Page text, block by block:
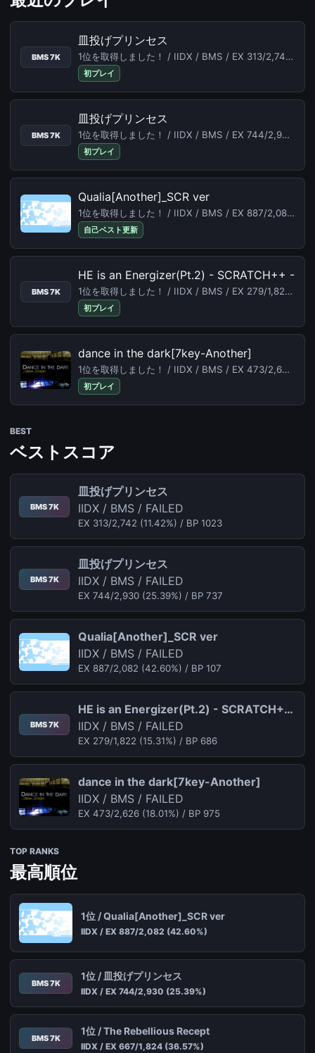
BMS 7K
皿投げプリンセス
1位を取得しました！ / IIDX / BMS / EX 313/2,742 (11.42%) /
初プレイ
BMS 7K
皿投げプリンセス
1位を取得しました！ / IIDX / BMS / EX 744/2,930 (25.39%) /
初プレイ
Qualia[Another]_SCR ver
1位を取得しました！ / IIDX / BMS / EX 887/2,082 (42.60%) /
自己ベスト更新
BMS 7K
HE is an Energizer(Pt.2) - SCRATCH++ -
1位を取得しました！ / IIDX / BMS / EX 279/1,822 (15.31%) /
初プレイ
dance in the dark[7key-Another]
1位を取得しました！ / IIDX / BMS / EX 473/2,626 (18.01%) /
初プレイ
BEST
ベストスコア
BMS 7K
皿投げプリンセス
IIDX / BMS / FAILED
EX 313/2,742 (11.42%) / BP 1023
BMS 7K
皿投げプリンセス
IIDX / BMS / FAILED
EX 744/2,930 (25.39%) / BP 737
Qualia[Another]_SCR ver
IIDX / BMS / FAILED
EX 887/2,082 (42.60%) / BP 107
BMS 7K
HE is an Energizer(Pt.2) - SCRATCH++ -
IIDX / BMS / FAILED
EX 279/1,822 (15.31%) / BP 686
dance in the dark[7key-Another]
IIDX / BMS / FAILED
EX 473/2,626 (18.01%) / BP 975
TOP RANKS
最高順位
1位 / Qualia[Another]_SCR ver
IIDX / EX 887/2,082 (42.60%)
BMS 7K
1位 / 皿投げプリンセス
IIDX / EX 744/2,930 (25.39%)
BMS 7K
1位 / The Rebellious Recept
IIDX / EX 667/1,824 (36.57%)